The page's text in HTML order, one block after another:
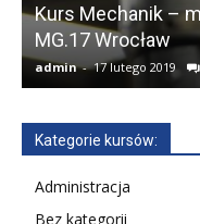
Kurs Mechanik –
MG.17 Wrocław
admin - 17 lutego 2019
Kategorie kursów:
Administracja
Bez kategorii